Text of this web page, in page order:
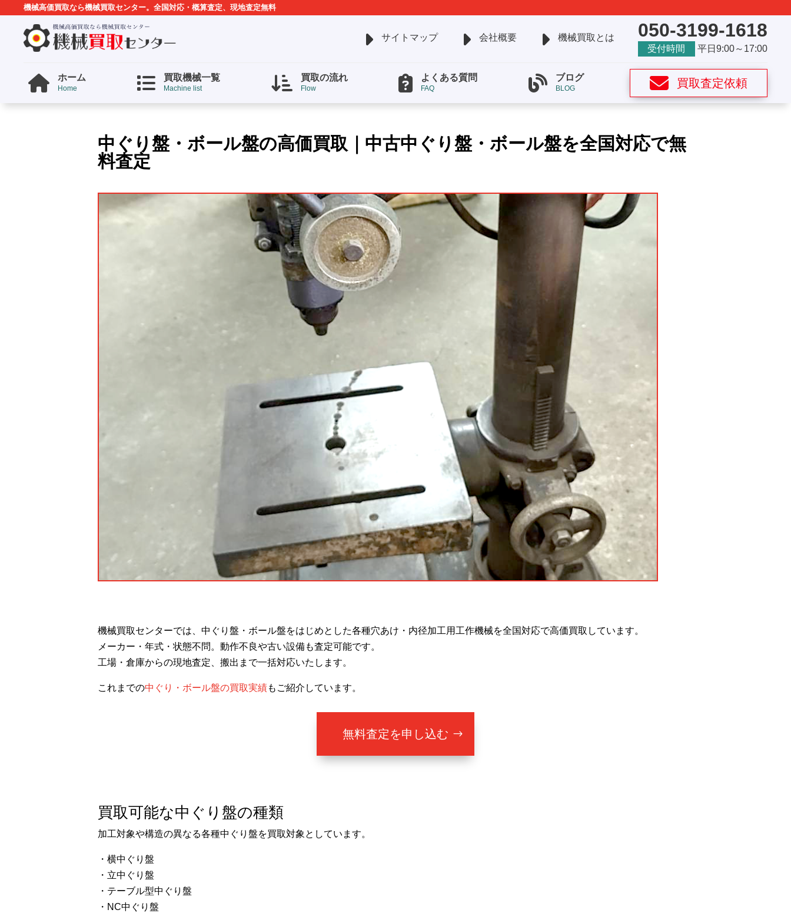
機械高価買取なら機械買取センター。全国対応・概算査定、現地査定無料
サイトマップ 会社概要 機械買取とは 050-3199-1618
受付時間 平日9:00～17:00
ホーム
Home
買取機械一覧
Machine list
買取の流れ
Flow
よくある質問
FAQ
ブログ
BLOG 買取査定依頼
中ぐり盤・ボール盤の高価買取｜中古中ぐり盤・ボール盤を全国対応で無
料査定
機械買取センターでは、中ぐり盤・ボール盤をはじめとした各種穴あけ・内径加工用工作機械を全国対応で高価買取しています。
メーカー・年式・状態不問。動作不良や古い設備も査定可能です。
工場・倉庫からの現地査定、搬出まで一括対応いたします。
これまでの中ぐり・ボール盤の買取実績もご紹介しています。
無料査定を申し込む
買取可能な中ぐり盤の種類
加工対象や構造の異なる各種中ぐり盤を買取対象としています。
・横中ぐり盤
・立中ぐり盤
・テーブル型中ぐり盤
・NC中ぐり盤